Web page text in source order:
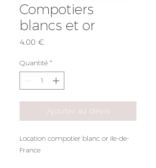
Compotiers
blancs et or
4,00 €
Quantité *
Ajouter au devis
Location compotier blanc or Ile-de-
France